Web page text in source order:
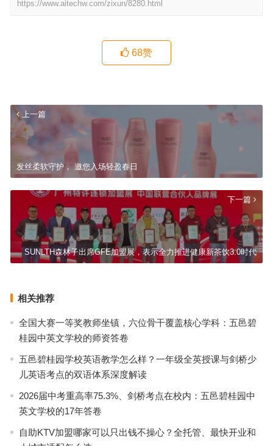
https://www.aitechw.com/zixun/8280.html
68赞
上一篇
发丝柔软守护， 邀您入场轻盈春日
下一篇
SUNLTH森林子出席GFE加盟展，表示全力推进健康新茶饮3.0时代
相关推荐
全国大赛一等奖教师坐镇，六位骨干覆盖核心学科：五邑碧
桂园中英文学校的师资答卷
五邑碧桂园学校英语教学怎么样？一年级全英授课与剑桥少
儿英语考点的双语体系深度解读
2026届中考重高率75.3%、剑桥考点在校内：五邑碧桂园中
英文学校的17年答卷
自助KTV加盟哪家可以只出钱不操心？全托管、最快开业和